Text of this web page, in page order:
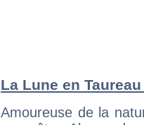
La Lune en
Amoureuse de la